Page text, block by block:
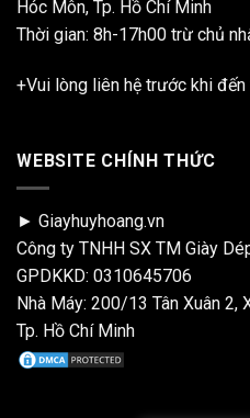
Hóc Môn, Tp. Hồ Chí Minh
Thời gian: 8h-17h00 trừ chủ
+Vui lòng liên hệ trước khi
WEBSITE CHÍNH THỨC
► Giayhuyhoang.vn
Công ty TNHH SX TM Giày
GPDKKD: 0310645706
Nhà Máy: 200/13 Tân Xuân 2,
Tp. Hồ Chí Minh